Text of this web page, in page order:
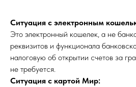
Ситуация с электронным
Это электронный кошелек, а не
реквизитов и функционала
налоговую об открытии счетов за
не требуется.
Ситуация с картой Мир: